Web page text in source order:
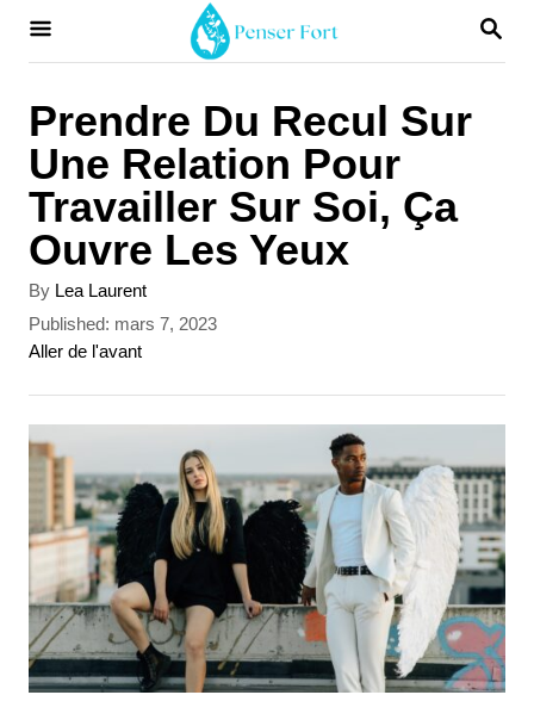
S
Prendre Du Recul Sur
Une Relation Pour
Travailler Sur Soi, Ça
Ouvre Les Yeux
By A
u
t
o
r
Lea Laurent
P
o
d
Published: mars 7, 2023
C
g
i
s
Aller de l'avant